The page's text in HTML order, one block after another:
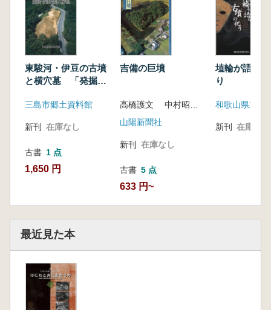
東駿河・伊豆の古墳
と横穴墓 「発掘さ
地域展」
三島市郷土資料館
新刊 在庫なし
古書 1 点
1,650 円
吉備の巨墳
山陽新聞社
新刊 在庫なし
古書 5 点
633 円~
埴輪が語る
り
新刊 在庫なし
最近見た本